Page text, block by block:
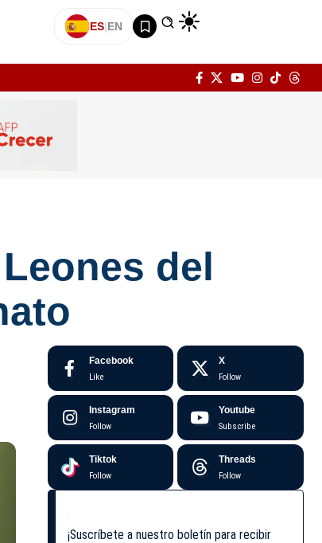
ES|EN
del
Facebook
Like
X
Follow
Instagram
Follow
Youtube
Subscribe
Tiktok
Follow
Threads
Follow
¡Suscríbete a nuestro boletín para recibir